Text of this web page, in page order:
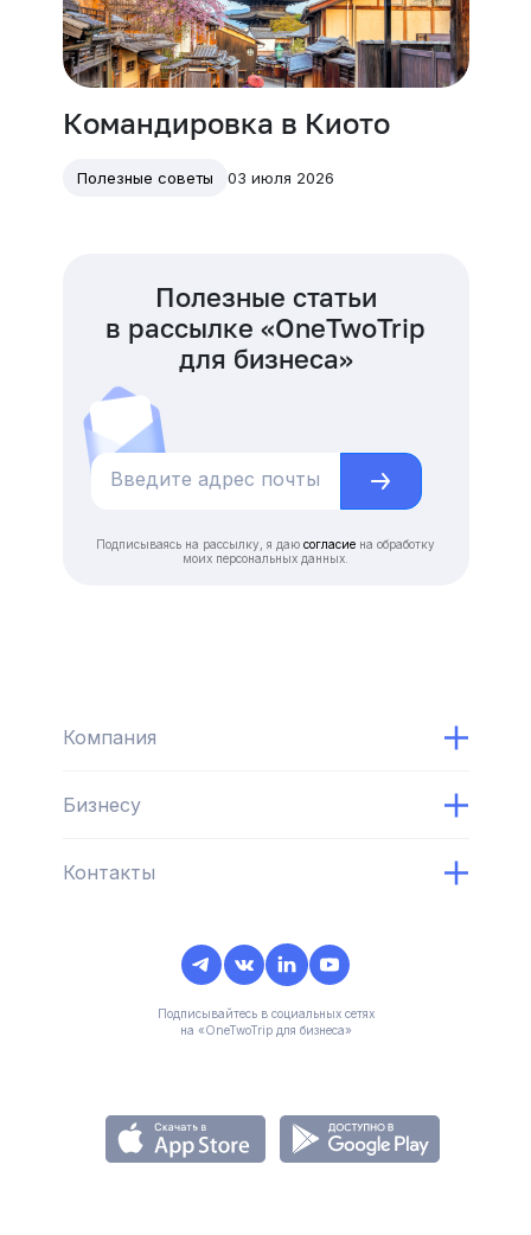
Командировка в Киото
Полезные советы 03 июля 2026
Полезные статьи
в рассылке «OneTwoTrip
для бизнеса»
Подписываясь на рассылку, я даю согласие на обработку
моих персональных данных.
Компания
Бизнесу
Контакты
Подписывайтесь в социальных сетях
на «OneTwoTrip для бизнеса»